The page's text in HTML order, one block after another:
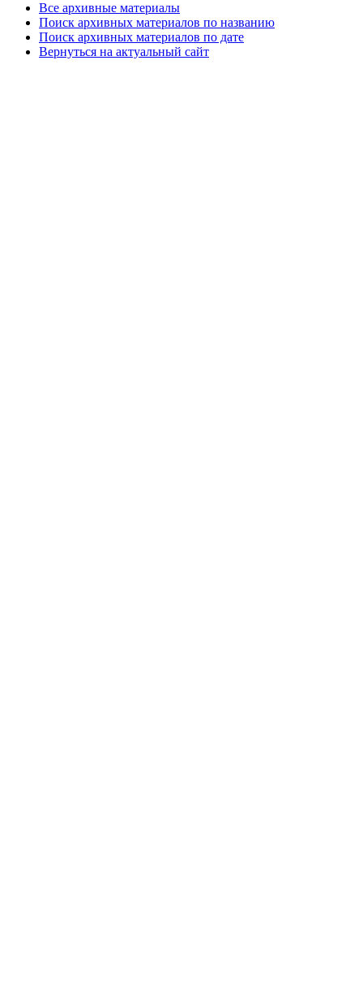
Все архивные материалы
Поиск архивных материалов по названию
Поиск архивных материалов по дате
Вернуться на актуальный сайт